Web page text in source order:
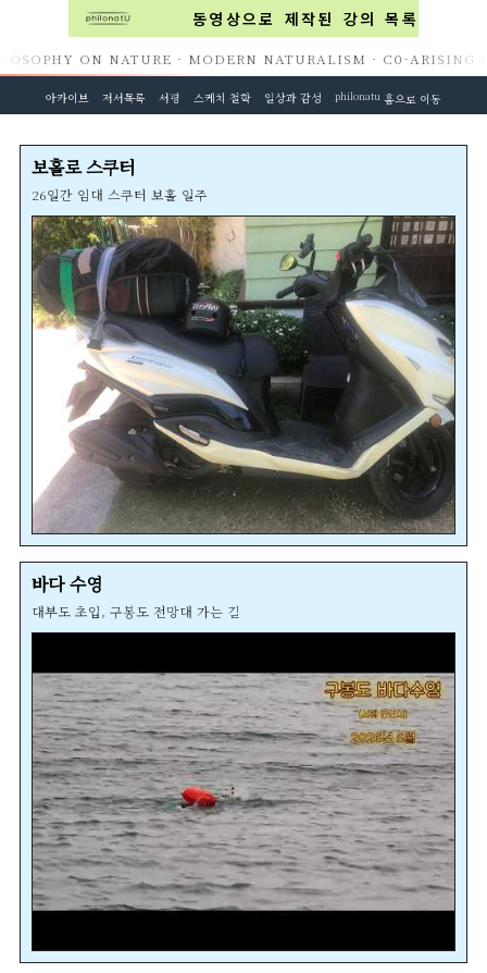
동영상으로 제작된 강의 목록
ON NATURE · MODERN NATURALISM · C0-ARISING
아카이브 저서목록 서평 스케치 철학 일상과 감성 philonatu 홈으로 이동
보홀로 스쿠터
26일간 임대 스쿠터 보홀 일주
바다 수영
대부도 초입, 구봉도 전망대 가는 길